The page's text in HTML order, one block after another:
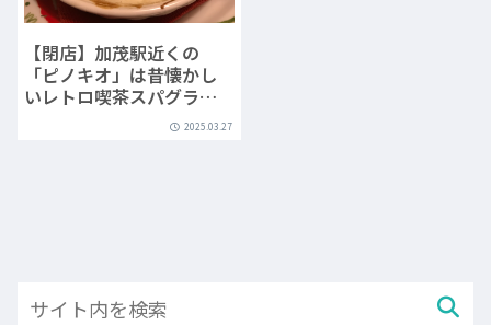
【閉店】加茂駅近くの
「ピノキオ」は昔懐かし
いレトロ喫茶スパグラと
2025.03.27